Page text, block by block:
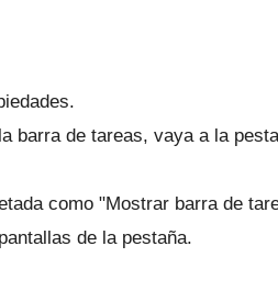
barra de tareas, vaya a la
como "Mostrar barra de
de la pestaña.